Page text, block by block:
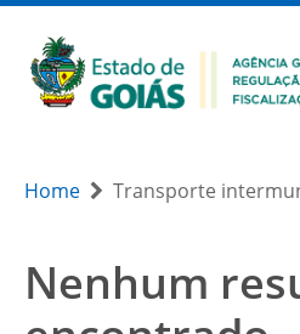
Home Transporte
Nenhum